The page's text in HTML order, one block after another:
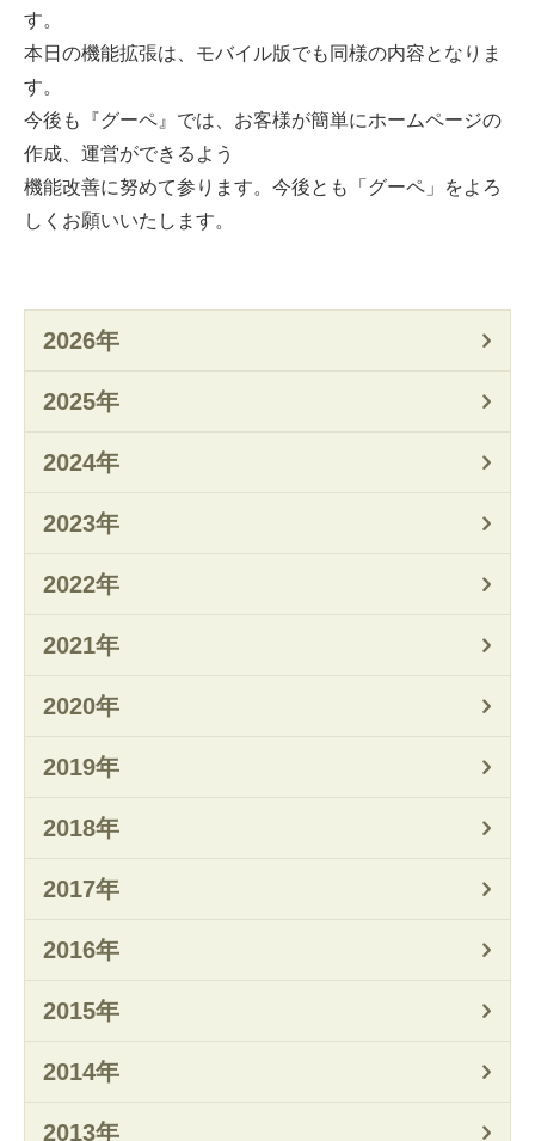
す。
本日の機能拡張は、モバイル版でも同様の内容となりま
す。
今後も『グーペ』では、お客様が簡単にホームページの
作成、運営ができるよう
機能改善に努めて参ります。今後とも「グーペ」をよろ
しくお願いいたします。
2026年
2025年
2024年
2023年
2022年
2021年
2020年
2019年
2018年
2017年
2016年
2015年
2014年
2013年